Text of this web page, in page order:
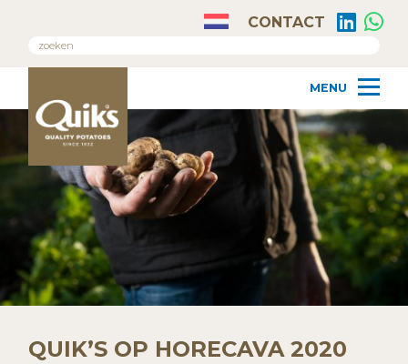
CONTACT
QUIK’S OP HORECAVA 2020